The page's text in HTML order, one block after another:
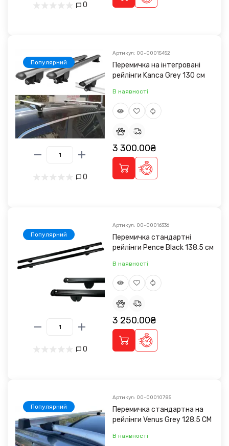
0
Популярний
0
Артикул: 00-00015452
Перемичка на інтегровані
рейлінги Kanca Grey 130 см
В наявності
3 300.00₴
Популярний
0
Артикул: 00-00016336
Перемичка стандартні
рейлінги Pence Black 138.5 см
В наявності
3 250.00₴
Популярний
Артикул: 00-00010785
Перемичка стандартна на
рейлінги Venus Grey 128.5 CM
В наявності